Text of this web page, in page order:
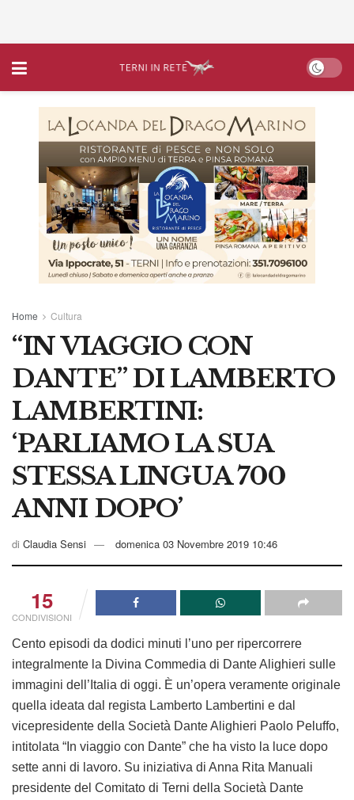
Home Cultura
“IN VIAGGIO CON
DANTE” DI LAMBERTO
LAMBERTINI:
‘PARLIAMO LA SUA
STESSA LINGUA 700
ANNI DOPO’
di Claudia Sensi domenica 03 Novembre 2019 10:46
15
CONDIVISIONI
Cento episodi da dodici minuti l’uno per ripercorrere
integralmente la Divina Commedia di Dante Alighieri sulle
immagini dell’Italia di oggi. È un’opera veramente originale
quella ideata dal regista Lamberto Lambertini e dal
vicepresidente della Società Dante Alighieri Paolo Peluffo,
intitolata “In viaggio con Dante” che ha visto la luce dopo
sette anni di lavoro. Su iniziativa di Anna Rita Manuali
presidente del Comitato di Terni della Società Dante